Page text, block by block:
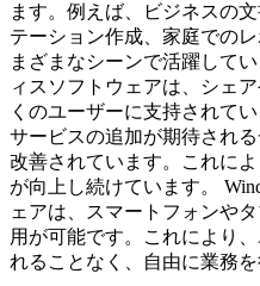
ます。例えば、ビジネスの
テーション作成、家庭での
まざまなシーンで活躍して
ィスソフトウェアは、シェ
くのユーザーに支持されて
サービスの追加が期待され
改善されています。これに
が向上し続けています。
ェアは、スマートフォンや
用が可能です。これにより
れることなく、自由に業務を